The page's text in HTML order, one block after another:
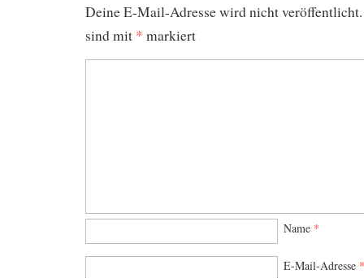
Deine E-Mail-Adresse wird nicht veröffentlicht.
sind mit * markiert
Name *
E-Mail-Adresse *